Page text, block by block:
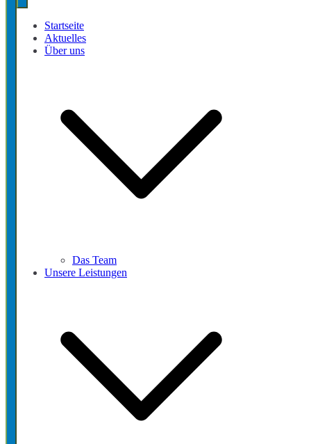
Startseite
Aktuelles
Über uns
Das Team
Unsere Leistungen